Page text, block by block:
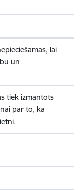
lai
un
tiek izmantots
par to, kā